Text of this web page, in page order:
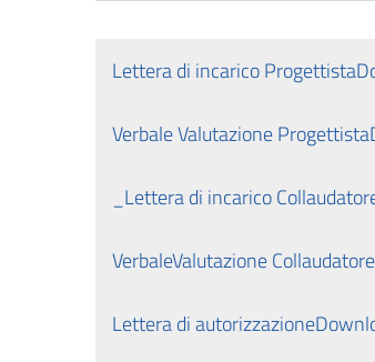
Lettera di incarico Progettista
Verbale Valutazione Progettista
_Lettera di incarico
VerbaleValutazione Collaudatore
Lettera di autorizzazione